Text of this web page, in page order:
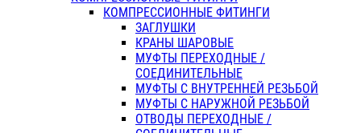
КОМПРЕССИОННЫЕ ФИТИНГИ
ЗАГЛУШКИ
КРАНЫ ШАРОВЫЕ
МУФТЫ ПЕРЕХОДНЫЕ /
СОЕДИНИТЕЛЬНЫЕ
МУФТЫ С ВНУТРЕННЕЙ РЕЗЬБОЙ
МУФТЫ С НАРУЖНОЙ РЕЗЬБОЙ
ОТВОДЫ ПЕРЕХОДНЫЕ /